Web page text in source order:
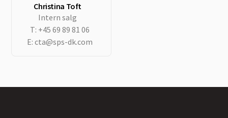
Christina Toft
Intern salg
T: +45 69 89 81 06
E: cta@sps-dk.com